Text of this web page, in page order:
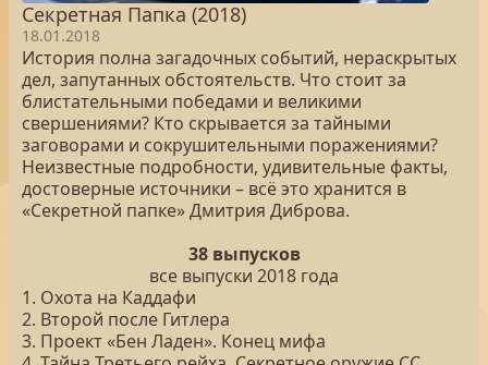
Секретная Папка (2018)
18.01.2018
История полна загадочных событий, нераскрытых
дел, запутанных обстоятельств. Что стоит за
блистательными победами и великими
свершениями? Кто скрывается за тайными
заговорами и сокрушительными поражениями?
Неизвестные подробности, удивительные факты,
достоверные источники – всё это хранится в
«Секретной папке» Дмитрия Диброва.
38 выпусков
все выпуски 2018 года
1. Охота на Каддафи
2. Второй после Гитлера
3. Проект «Бен Ладен». Конец мифа